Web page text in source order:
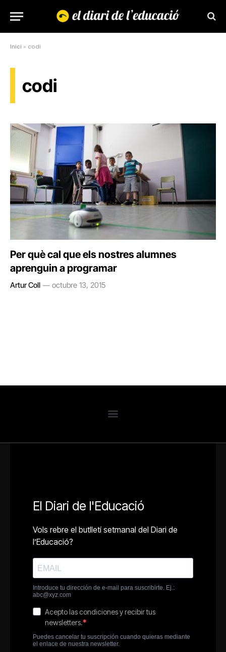
Inici » codi
codi
Per què cal que els nostres alumnes
aprenguin a programar
Artur Coll octubre 13, 2015